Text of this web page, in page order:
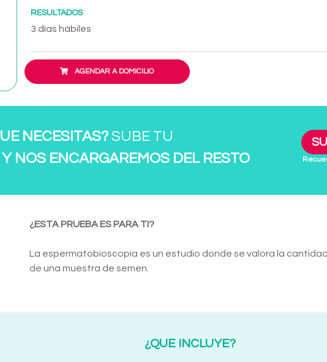
RESULTADOS
3 días hábiles
AGENDAR A DOMICILIO
NECESITAS? SUBE TU
Y NOS ENCARGAREMOS DEL RESTO
¿ESTA PRUEBA ES PARA TI?
La espermatobioscopía es un estudio donde se valora la
de una muestra de semen.
¿QUE INCLUYE?